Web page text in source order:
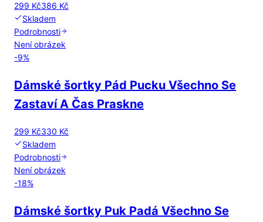
299 Kč386 Kč
Skladem
Podrobnosti
Není obrázek
-9%
Dámské šortky Pád Pucku Všechno Se
Zastaví A Čas Praskne
299 Kč330 Kč
Skladem
Podrobnosti
Není obrázek
-18%
Dámské šortky Puk Padá Všechno Se